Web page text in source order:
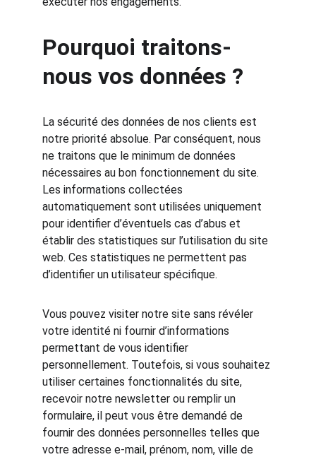
Pourquoi traitons-
nous vos données ?
La sécurité des données de nos clients est
notre priorité absolue. Par conséquent, nous
ne traitons que le minimum de données
nécessaires au bon fonctionnement du site.
Les informations collectées
automatiquement sont utilisées uniquement
pour identifier d’éventuels cas d’abus et
établir des statistiques sur l’utilisation du site
web. Ces statistiques ne permettent pas
d’identifier un utilisateur spécifique.
Vous pouvez visiter notre site sans révéler
votre identité ni fournir d’informations
permettant de vous identifier
personnellement. Toutefois, si vous souhaitez
utiliser certaines fonctionnalités du site,
recevoir notre newsletter ou remplir un
formulaire, il peut vous être demandé de
fournir des données personnelles telles que
votre adresse e-mail, prénom, nom, ville de